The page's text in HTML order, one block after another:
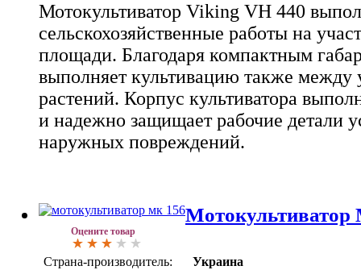
Мотокультиватор Viking VH 440
сельскохозяйственные работы на
площади. Благодаря компактным
выполняет культивацию также между
растений. Корпус культиватора
и надежно защищает рабочие детали
наружных повреждений.
Оцените товар
Страна-производитель:
Украина